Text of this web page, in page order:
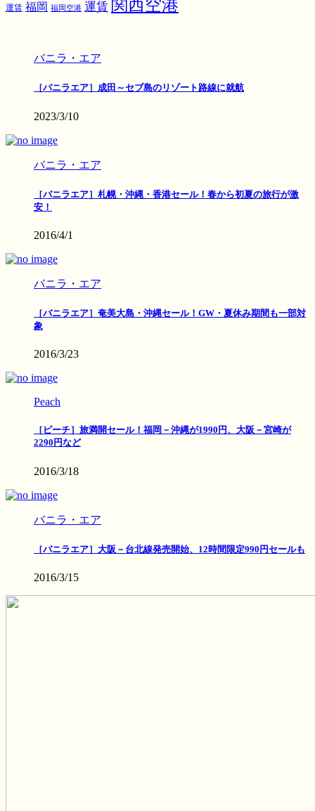
運賃 福岡 福岡空港 運賃 関西空港
バニラ・エア
［バニラエア］成田～セブ島のリゾート路線に就航
2023/3/10
バニラ・エア
［バニラエア］札幌・沖縄・香港セール！春から初夏の旅行が激
安！
2016/4/1
バニラ・エア
［バニラエア］奄美大島・沖縄セール！GW・夏休み期間も一部対
象
2016/3/23
Peach
［ピーチ］旅満開セール！福岡－沖縄が1990円、大阪－宮崎が
2290円など
2016/3/18
バニラ・エア
［バニラエア］大阪－台北線発売開始、12時間限定990円セールも
2016/3/15